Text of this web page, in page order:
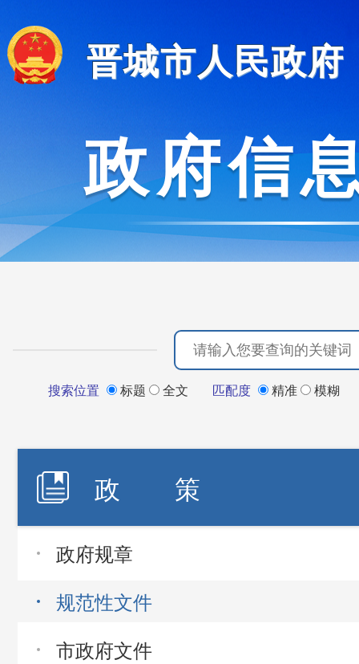
晋城市人民政府
政府信
搜索位置 标题 全文 匹配度 精准 模糊
政 策
政府规章
规范性文件
市政府文件